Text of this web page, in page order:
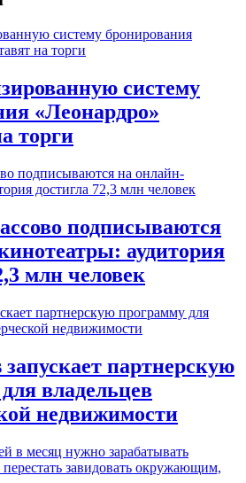
систему
«Леонардро»
торги
подписываются
аудитория
млн человек
партнерскую
владельцев
недвижимости